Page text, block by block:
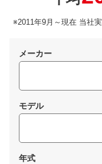
※2011年9月～現在 当社
メーカー
モデル
年式